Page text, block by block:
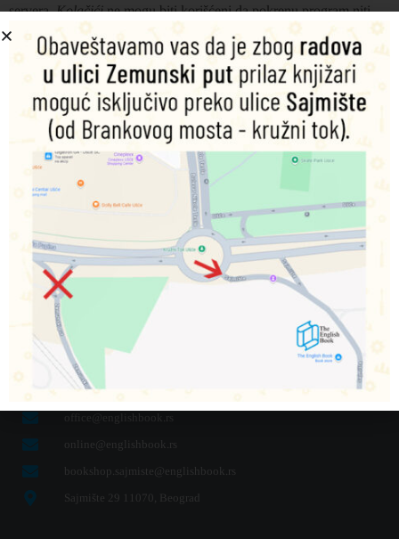
servera.Kolačićine mogu biti korišćeni da pokrenu program niti
unose virus u Vaš računar.
su jedinstveno dodeljeni Vama,
i jedino mogu biti pročitani od strane web servera u domenu koji
Vam ih je poslao.
Jedna od osnovnih svrhakolačića
je obezbeđivanje pogodnosti koje
će Vam uštedeti vreme. Korišćenjem sajtawww.english-book.rs
prihvatate korišćenje funkcijecookies/kolačićikoji se postavljaju
na Vaš računar i predstavljaju tekstualne datoteke koje pamte Vašu
posetu u narednih 16 meseci.
Prikupljanje ovih informacija omogućava nam prikaz reklamnih
oglasa širom interneta putem
Google Remarketingsistema
oglašavanja.
u svakom trenutku možete ukloniti iz svog
računara.
Više informacija o upravljanju kolačićimapotražite na likovima:
https://support.google.com/chrome/answer/95647?hl=sr
https://policies.google.com/technologies/cookies?hl=sr
011 31 31 044
office@englishbook.rs
online@englishbook.rs
bookshop.sajmiste@englishbook.rs
Sajmište 29 11070, Beograd